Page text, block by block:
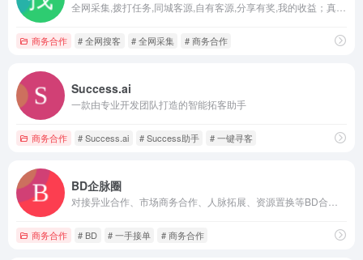
商务合作 # 全网搜客 # 全网采集 # 商务合作
Success.ai
一款由专业开发团队打造的智能拓客助手
商务合作 # Success.ai # Success助手 # 一键寻客
BD企脉圈
商务合作 # BD # 一手接单 # 商务合作